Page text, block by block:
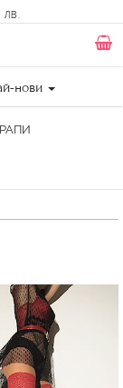
нови